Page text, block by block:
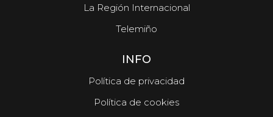
La Región Internacional
Telemiño
INFO
Política de privacidad
Política de cookies